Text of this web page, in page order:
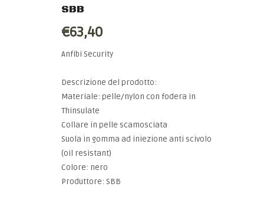
SBB
€63,40
Anfibi Security
Descrizione del prodotto:
Materiale: pelle/nylon con fodera in
Thinsulate
Collare in pelle scamosciata
Suola in gomma ad iniezione anti scivolo
(oil resistant)
Colore: nero
Produttore: SBB